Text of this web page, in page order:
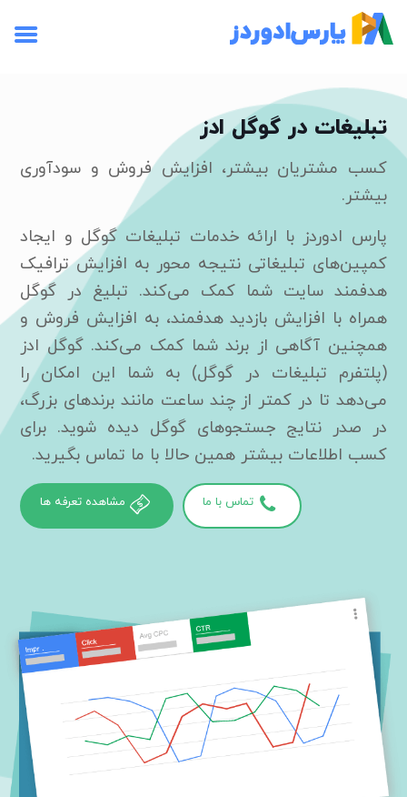
تبلیغات در گوگل ادز
کسب مشتریان بیشتر، افزایش فروش و سودآوری
بیشتر.
پارس ادوردز با ارائه خدمات تبلیغات گوگل و ایجاد
کمپین‌های تبلیغاتی نتیجه محور به افزایش ترافیک
هدفمند سایت شما کمک می‌کند. تبلیغ در گوگل
همراه با افزایش بازدید هدفمند، به افزایش فروش و
همچنین آگاهی از برند شما کمک می‌کند. گوگل ادز
(پلتفرم تبلیغات در گوگل) به شما این امکان را
می‌دهد تا در کمتر از چند ساعت مانند برندهای بزرگ،
در صدر نتایج جستجوهای گوگل دیده شوید. برای
کسب اطلاعات بیشتر همین حالا با ما تماس بگیرید.
مشاهده تعرفه ها تماس با ما